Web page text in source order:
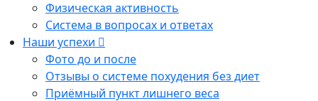
Физическая активность
Система в вопросах и ответах
Наши успехи
Фото до и после
Отзывы о системе похудения без диет
Приёмный пункт лишнего веса